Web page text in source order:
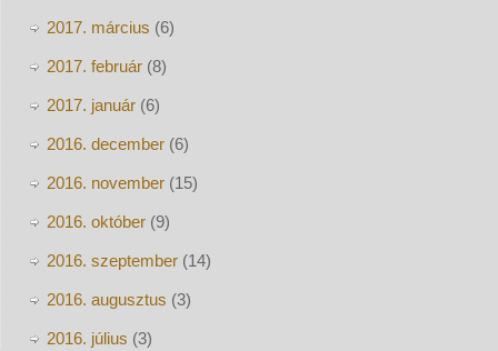
2017. március (6)
2017. február(8)
2017. január(6)
2016. december(6)
2016. november(15)
2016. október(9)
2016. szeptember(14)
2016. augusztus (3)
2016. július (3)